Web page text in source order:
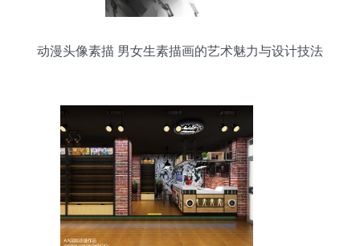
动漫头像素描 男女生素描画的艺术魅力与设计技法